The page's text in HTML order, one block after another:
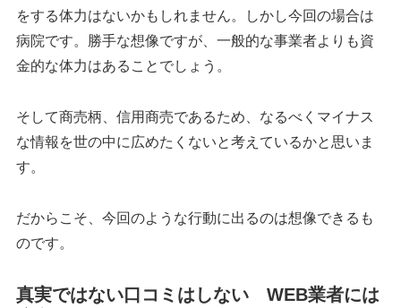
をする体力はないかもしれません。しかし今回の場合は
病院です。勝手な想像ですが、一般的な事業者よりも資
金的な体力はあることでしょう。
そして商売柄、信用商売であるため、なるべくマイナス
な情報を世の中に広めたくないと考えているかと思いま
す。
だからこそ、今回のような行動に出るのは想像できるも
のです。
真実ではない口コミはしない WEB業者には